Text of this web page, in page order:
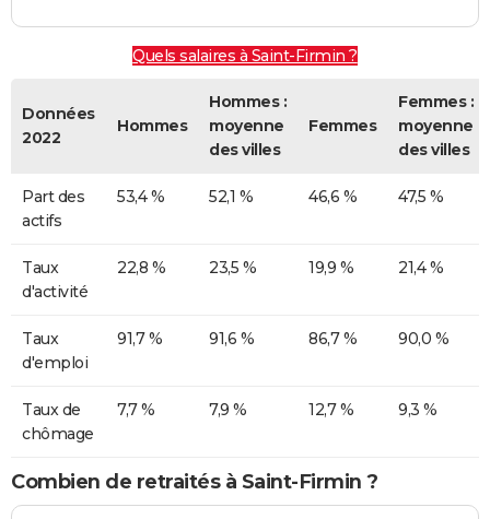
Quels salaires à Saint-Firmin ?
Données
2022
Hommes
Hommes :
moyenne
des villes
Femmes
Femmes :
moyenne
des villes
Part des
actifs
53,4 % 52,1 % 46,6 % 47,5 %
Taux
d'activité
22,8 % 23,5 % 19,9 % 21,4 %
Taux
d'emploi
91,7 % 91,6 % 86,7 % 90,0 %
Taux de
chômage
7,7 % 7,9 % 12,7 % 9,3 %
Combien de retraités à Saint-Firmin ?